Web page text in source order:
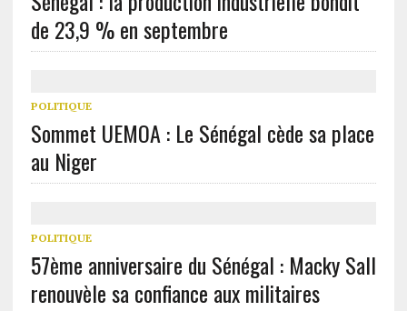
de 23,9 % en septembre
POLITIQUE
Sommet UEMOA : Le Sénégal cède sa place
au Niger
POLITIQUE
57ème anniversaire du Sénégal : Macky Sall
renouvèle sa confiance aux militaires